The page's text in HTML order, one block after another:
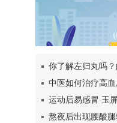
运动后易感冒 玉